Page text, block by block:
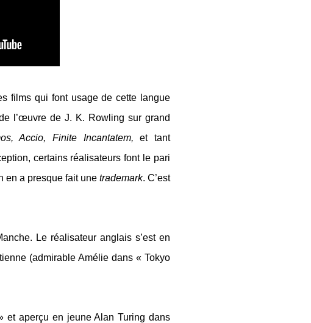
films qui font usage de cette langue
l’œuvre de J. K. Rowling sur grand
Accio, Finite Incantatem,et tant
certains réalisateurs font le pari
en a presque fait une trademark.C’est
Le réalisateur anglais s’est en
(admirable Amélie dans « Tokyo
et aperçu en jeune Alan Turing dans